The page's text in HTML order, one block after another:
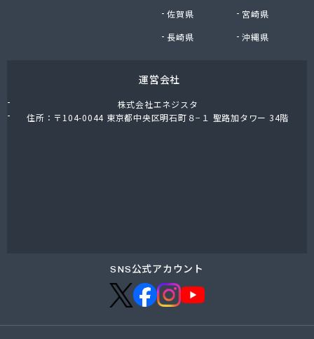
上千葉プロパン
佐賀県
宮崎県
長崎県
沖縄県
運営会社
株式会社エネジスタ
住所：〒104-0044 東京都中央区明石町８−１ 聖路加タワー 34階
SNS公式アカウント